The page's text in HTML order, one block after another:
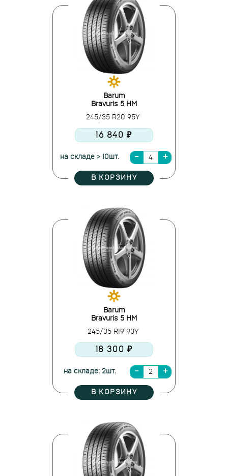
Barum
Bravuris 5 HM
245/35 R20 95Y
16 840 ₽
на складе > 10шт.
В КОРЗИНУ
Barum
Bravuris 5 HM
245/35 R19 93Y
18 300 ₽
на складе: 2шт.
В КОРЗИНУ